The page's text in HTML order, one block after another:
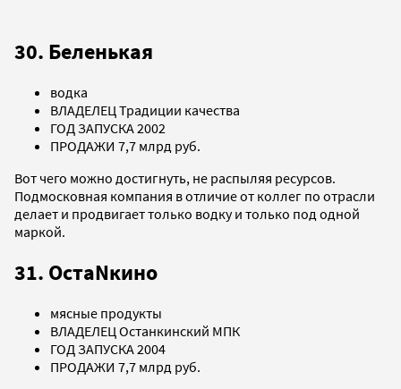
30. Беленькая
водка
ВЛАДЕЛЕЦ Традиции качества
ГОД ЗАПУСКА 2002
ПРОДАЖИ 7,7 млрд руб.
Вот чего можно достигнуть, не распыляя ресурсов.
Подмосковная компания в отличие от коллег по отрасли
делает и продвигает только водку и только под одной
маркой.
31. ОстаNкино
мясные продукты
ВЛАДЕЛЕЦ Останкинский МПК
ГОД ЗАПУСКА 2004
ПРОДАЖИ 7,7 млрд руб.